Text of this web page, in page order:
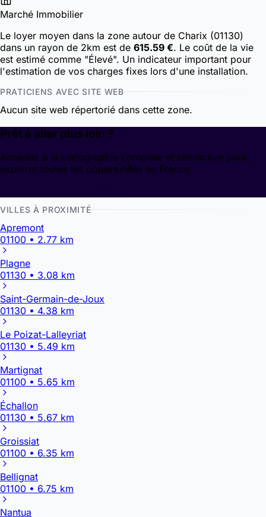
Marché Immobilier
Le loyer moyen dans la zone autour de Charix (01130)
dans un rayon de 2km est de 615.59 €. Le coût de la vie
est estimé comme "Élevé". Un indicateur important pour
l'estimation de vos charges fixes lors d'une installation.
PRATICIENS AVEC SITE WEB
Aucun site web répertorié dans cette zone.
Prêt à aller plus loin ?
Accédez à la cartographie complète et interactive pour
explorer toutes les opportunités en France.
VILLES À PROXIMITÉ
Apremont
01100 • 2.77 km
Plagne
01130 • 3.08 km
Saint-Germain-de-Joux
01130 • 4.38 km
Le Poizat-Lalleyriat
01130 • 5.49 km
Martignat
01100 • 5.65 km
Échallon
01130 • 5.67 km
Groissiat
01100 • 6.35 km
Bellignat
01100 • 6.75 km
Nantua